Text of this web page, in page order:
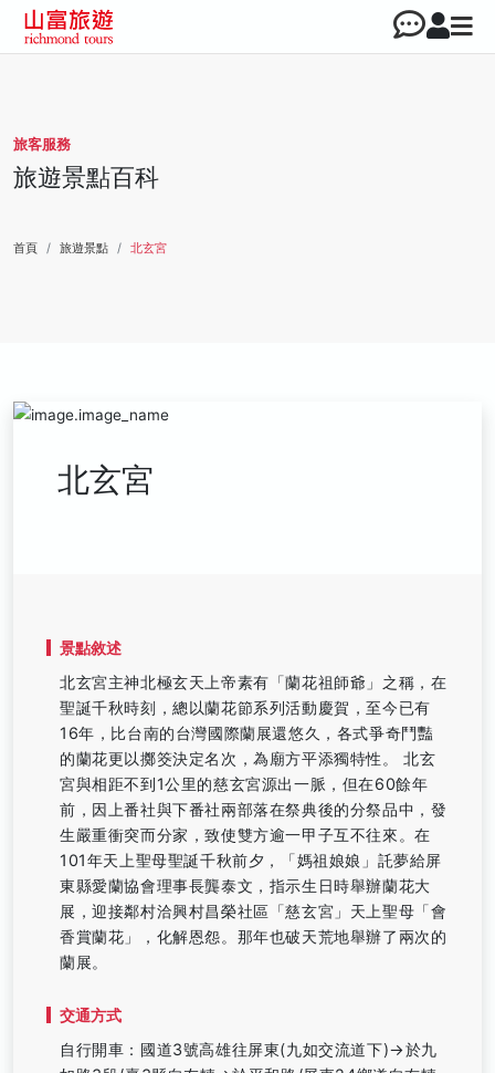
旅客服務
旅遊景點百科
首頁 旅遊景點 北玄宮
北玄宮
景點敘述
北玄宮主神北極玄天上帝素有「蘭花祖師爺」之稱，在
聖誕千秋時刻，總以蘭花節系列活動慶賀，至今已有
16年，比台南的台灣國際蘭展還悠久，各式爭奇鬥豔
的蘭花更以擲筊決定名次，為廟方平添獨特性。 北玄
宮與相距不到1公里的慈玄宮源出一脈，但在60餘年
前，因上番社與下番社兩部落在祭典後的分祭品中，發
生嚴重衝突而分家，致使雙方逾一甲子互不往來。在
101年天上聖母聖誕千秋前夕，「媽祖娘娘」託夢給屏
東縣愛蘭協會理事長龔泰文，指示生日時舉辦蘭花大
展，迎接鄰村洽興村昌榮社區「慈玄宮」天上聖母「會
香賞蘭花」，化解恩怨。那年也破天荒地舉辦了兩次的
蘭展。
交通方式
自行開車：國道3號高雄往屏東(九如交流道下)→於九